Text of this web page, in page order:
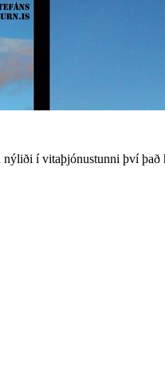
í vitaþjónustunni því